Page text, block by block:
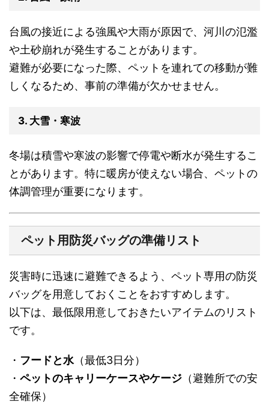
台風の接近による強風や大雨が原因で、河川の氾濫
や土砂崩れが発生することがあります。
避難が必要になった際、ペットを連れての移動が難
しくなるため、事前の準備が欠かせません。
3. 大雪・寒波
冬場は積雪や寒波の影響で停電や断水が発生するこ
とがあります。特に暖房が使えない場合、ペットの
体調管理が重要になります。
ペット用防災バッグの準備リスト
災害時に迅速に避難できるよう、ペット専用の防災
バッグを用意しておくことをおすすめします。
以下は、最低限用意しておきたいアイテムのリスト
です。
・ フードと水（最低3日分）
・ ペットのキャリーケースやケージ （避難所での安
全確保）